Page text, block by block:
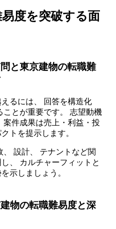
度を突破する面
と東京建物の転職難
るには、 回答を構造化
ことが重要です。 志望動機
案件成果は売上・利益・投
トを提示します。
設計、 テナントなど関
、 カルチャーフィットと
示しましょう。
物の転職難易度と深